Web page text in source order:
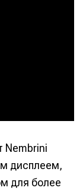
Nembrini
дисплеем,
для более